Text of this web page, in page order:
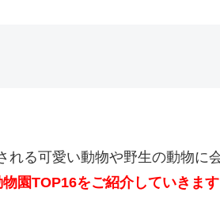
る可愛い動物や野生の動物に
園TOP16をご紹介していきます